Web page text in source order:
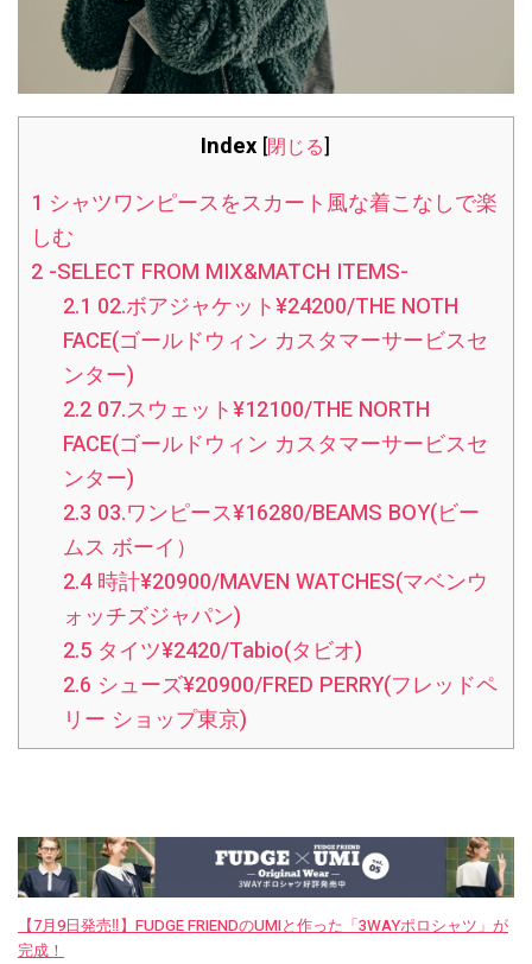
Index [閉じる]
1 シャツワンピースをスカート風な着こなしで楽
しむ
2-SELECT FROM MIX&MATCH ITEMS-
2.1 02.ボアジャケット¥24200/THE NOTH
FACE(ゴールドウィン カスタマーサービスセ
ンター)
2.2 07.スウェット¥12100/THE NORTH
FACE(ゴールドウィン カスタマーサービスセ
ンター)
2.3 03.ワンピース¥16280/BEAMS BOY(ビー
ムス ボーイ）
2.4時計¥20900/MAVEN WATCHES(マベンウ
ォッチズジャパン)
2.5 タイツ¥2420/Tabio(タビオ)
2.6 シューズ¥20900/FRED PERRY(フレッドペ
リー ショップ東京)
【7月9日発売‼︎】FUDGE FRIENDのUMIと作った「3WAYポロシャツ」が
完成！